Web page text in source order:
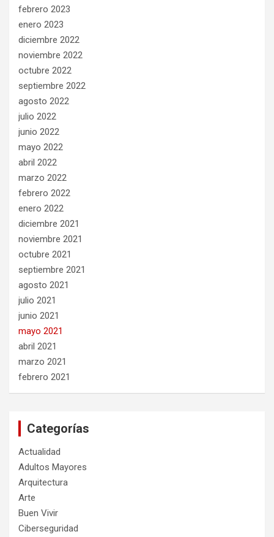
febrero 2023
enero 2023
diciembre 2022
noviembre 2022
octubre 2022
septiembre 2022
agosto 2022
julio 2022
junio 2022
mayo 2022
abril 2022
marzo 2022
febrero 2022
enero 2022
diciembre 2021
noviembre 2021
octubre 2021
septiembre 2021
agosto 2021
julio 2021
junio 2021
mayo 2021
abril 2021
marzo 2021
febrero 2021
Categorías
Actualidad
Adultos Mayores
Arquitectura
Arte
Buen Vivir
Ciberseguridad